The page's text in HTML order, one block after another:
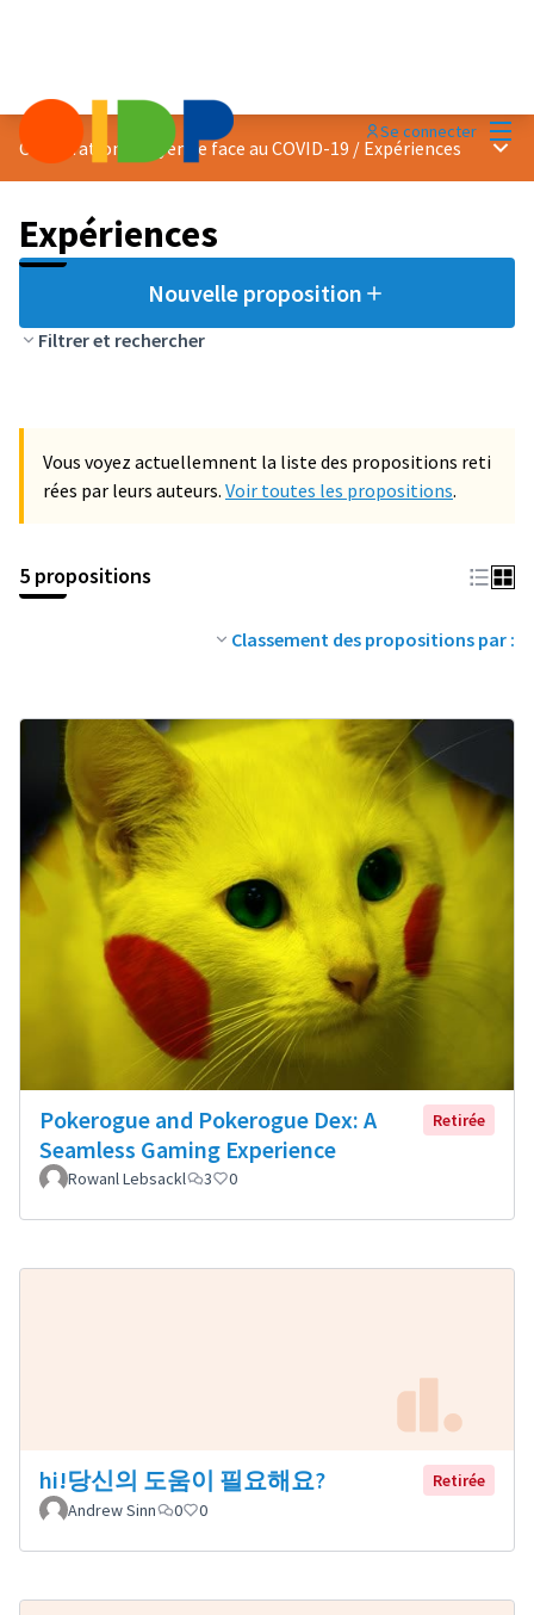
Se connecter
Coopération citoyenne face au COVID-19 / Expériences
Expériences
Nouvelle proposition
Filtrer et rechercher
Vous voyez actuellemnent la liste des propositions reti
rées par leurs auteurs. Voir toutes les propositions.
5 propositions
Classement des propositions par :
Pokerogue and Pokerogue Dex: A
Seamless Gaming Experience
Retirée
Rowanl Lebsackl 3 0
hi!당신의 도움이 필요해요?
Retirée
Andrew Sinn
0 0